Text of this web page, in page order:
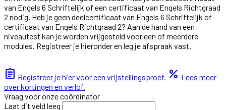
van Engels 6 Schriftelijk of een certificaat van Engels Richtgraad
2 nodig. Heb je geen deelcertificaat van Engels 6 Schriftelijk of
certificaat van Engels Richtgraad 2? Aan de hand van een
niveautest kan je worden vrijgesteld voor een of meerdere
modules. Registreer je hieronder en leg je afspraak vast.
assignment Registreer je hier voor een vrijstellingsproef. percent Lees meer
over kortingen en verlof.
Vraag voor onze coördinator
Laat dit veld leeg